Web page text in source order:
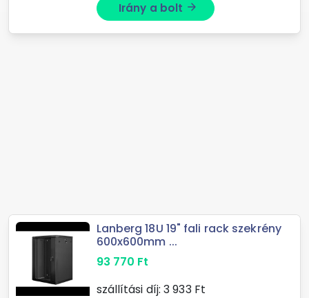
Irány a bolt arrow_forward
Lanberg 18U 19" fali rack szekrény
600x600mm ...
93 770 Ft
szállítási díj: 3 933Ft